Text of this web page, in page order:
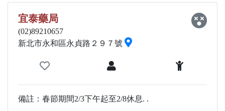
宜泰藥局
(02)89210657
新北市永和區永貞路２９７號
備註：春節期間2/3下午起至2/8休息. .